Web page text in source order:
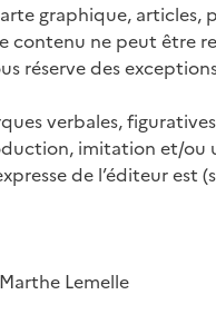
graphique, articles,
contenu ne peut être
réserve des
verbales,
imitation et/ou
de l’éditeur est
Lemelle